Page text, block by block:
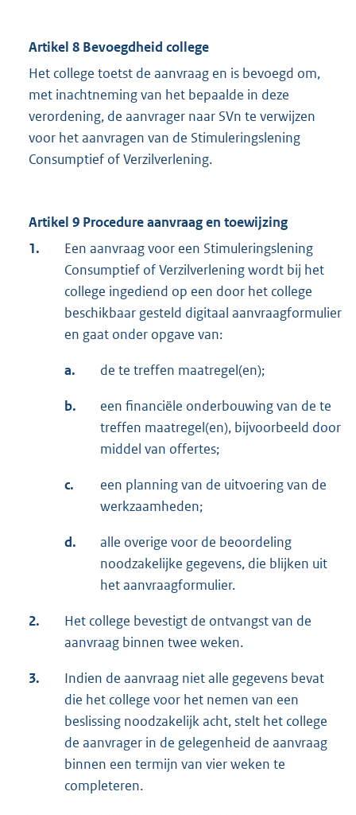
Artikel 8 Bevoegdheid college
Het college toetst de aanvraag en is bevoegd om,
met inachtneming van het bepaalde in deze
verordening, de aanvrager naar SVn te verwijzen
voor het aanvragen van de Stimuleringslening
Consumptief of Verzilverlening.
Artikel 9 Procedure aanvraag en toewijzing
1.
Een aanvraag voor een Stimuleringslening
Consumptief of Verzilverlening wordt bij het
college ingediend op een door het college
beschikbaar gesteld digitaal aanvraagformulier
en gaat onder opgave van:
a. de te treffen maatregel(en);
b.
een financiële onderbouwing van de te
treffen maatregel(en), bijvoorbeeld door
middel van offertes;
c.
een planning van de uitvoering van de
werkzaamheden;
d.
alle overige voor de beoordeling
noodzakelijke gegevens, die blijken uit
het aanvraagformulier.
2.
Het college bevestigt de ontvangst van de
aanvraag binnen twee weken.
3.
Indien de aanvraag niet alle gegevens bevat
die het college voor het nemen van een
beslissing noodzakelijk acht, stelt het college
de aanvrager in de gelegenheid de aanvraag
binnen een termijn van vier weken te
completeren.